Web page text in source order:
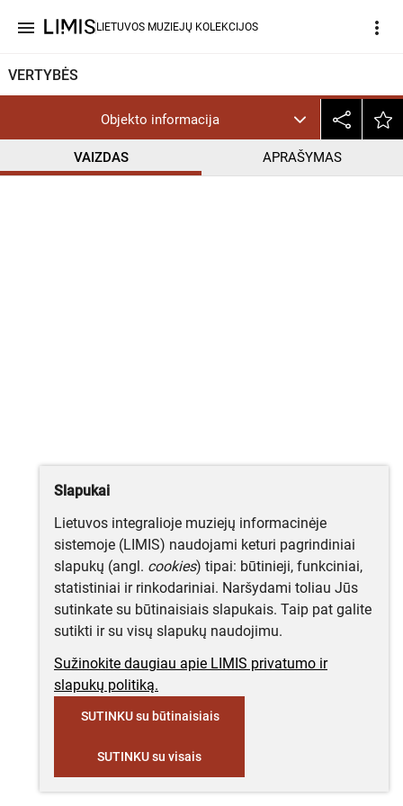
menu LIETUVOS MUZIEJŲ KOLEKCIJOS more_vert
VERTYBĖS
Objekto informacija
VAIZDAS APRAŠYMAS
Slapukai
Lietuvos integralioje muziejų informacinėje
sistemoje (LIMIS) naudojami keturi pagrindiniai
slapukų (angl. cookies) tipai: būtinieji, funkciniai,
statistiniai ir rinkodariniai. Naršydami toliau Jūs
sutinkate su būtinaisiais slapukais. Taip pat galite
sutikti ir su visų slapukų naudojimu.
Sužinokite daugiau apie LIMIS privatumo ir
slapukų politiką.
SUTINKU su būtinaisiais
SUTINKU su visais